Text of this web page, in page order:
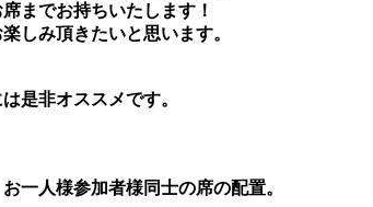
までお持ちいたします！
しみ頂きたいと思います。
是非オススメです。
一人様参加者様同士の席の配置。